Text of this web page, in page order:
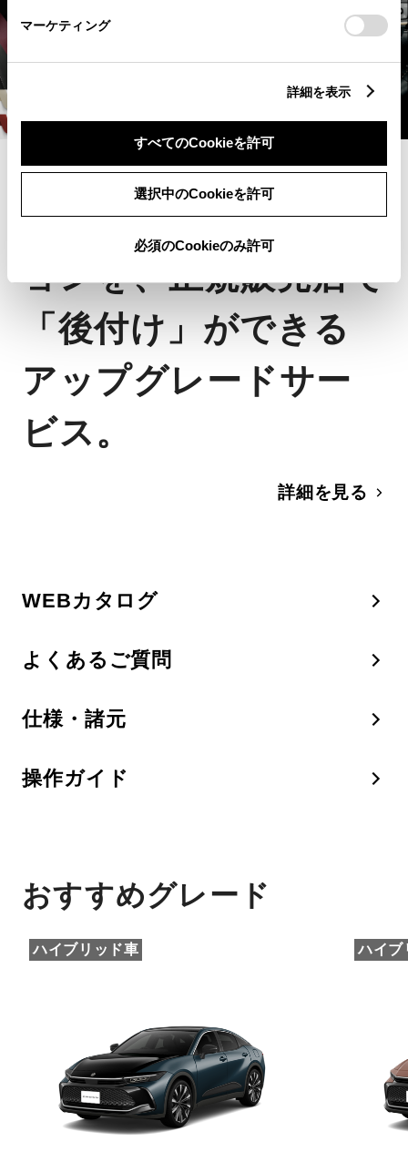
マーケティング
詳細を表示
すべてのCookieを許可
選択中のCookieを許可
必須のCookieのみ許可
アップグレード
トヨタの純正オプシ
ョンを、正規販売店で
「後付け」ができる
アップグレードサー
ビス。
詳細を見る
WEBカタログ
よくあるご質問
仕様・諸元
操作ガイド
おすすめグレード
ハイブリッド車 ハイブ